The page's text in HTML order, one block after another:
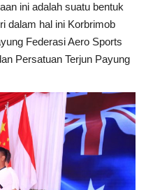
ini adalah suatu bentuk
dalam hal ini Korbrimob
Federasi Aero Sports
Persatuan Terjun Payung